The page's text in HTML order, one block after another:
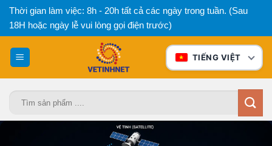
Bỏ
qua
nội
dung
Thời gian làm việc: 8h - 20h tất cả các ngày trong tuần. (Sau
18H hoặc ngày lễ vui lòng gọi điện trước)
TIẾNG VIỆT